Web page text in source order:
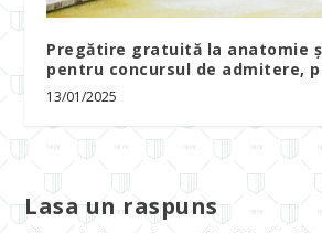
Pregătire gratuită la anatomie
pentru concursul de admitere,
13/01/2025
Lasa un raspuns